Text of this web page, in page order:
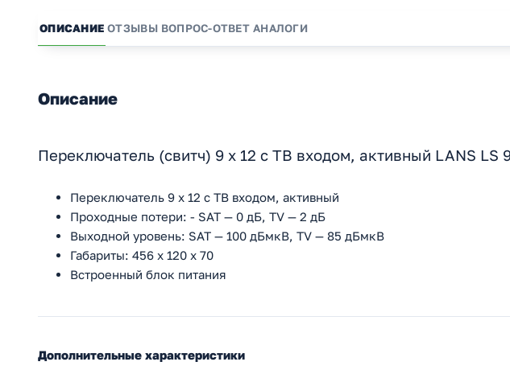
ОПИСАНИЕ ОТЗЫВЫ ВОПРОС-ОТВЕТ АНАЛОГИ
Описание
Переключатель (свитч) 9 х 12 с ТВ входом, активный LANS LS
Переключатель 9 х 12 с ТВ входом, активный
Проходные потери: - SAT — 0 дБ, TV — 2 дБ
Выходной уровень: SAT — 100 дБмкВ, TV — 85 дБмкВ
Габариты: 456 х 120 х 70
Вcтроенный блок питания
Дополнительные характеристики